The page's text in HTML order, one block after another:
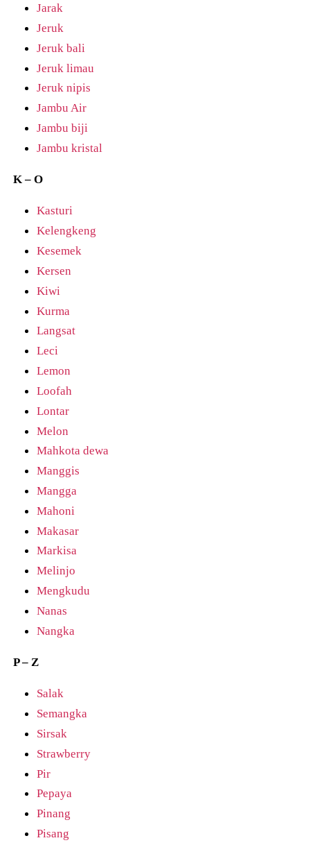
Jarak
Jeruk
Jeruk bali
Jeruk limau
Jeruk nipis
Jambu Air
Jambu biji
Jambu kristal
K – O
Kasturi
Kelengkeng
Kesemek
Kersen
Kiwi
Kurma
Langsat
Leci
Lemon
Loofah
Lontar
Melon
Mahkota dewa
Manggis
Mangga
Mahoni
Makasar
Markisa
Melinjo
Mengkudu
Nanas
Nangka
P – Z
Salak
Semangka
Sirsak
Strawberry
Pir
Pepaya
Pinang
Pisang